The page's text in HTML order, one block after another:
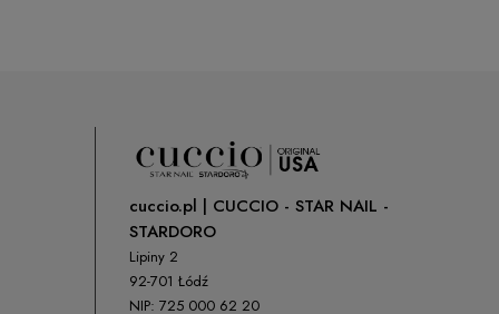
cuccio.pl | CUCCIO - STAR NAIL -
STARDORO
Lipiny 2
92-701 Łódź
NIP: 725 000 62 20